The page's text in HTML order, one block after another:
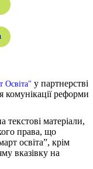
Освіта" у партнерстві
комунікації реформи
текстові матеріали,
права, що
освіта”, крім
вказівку на